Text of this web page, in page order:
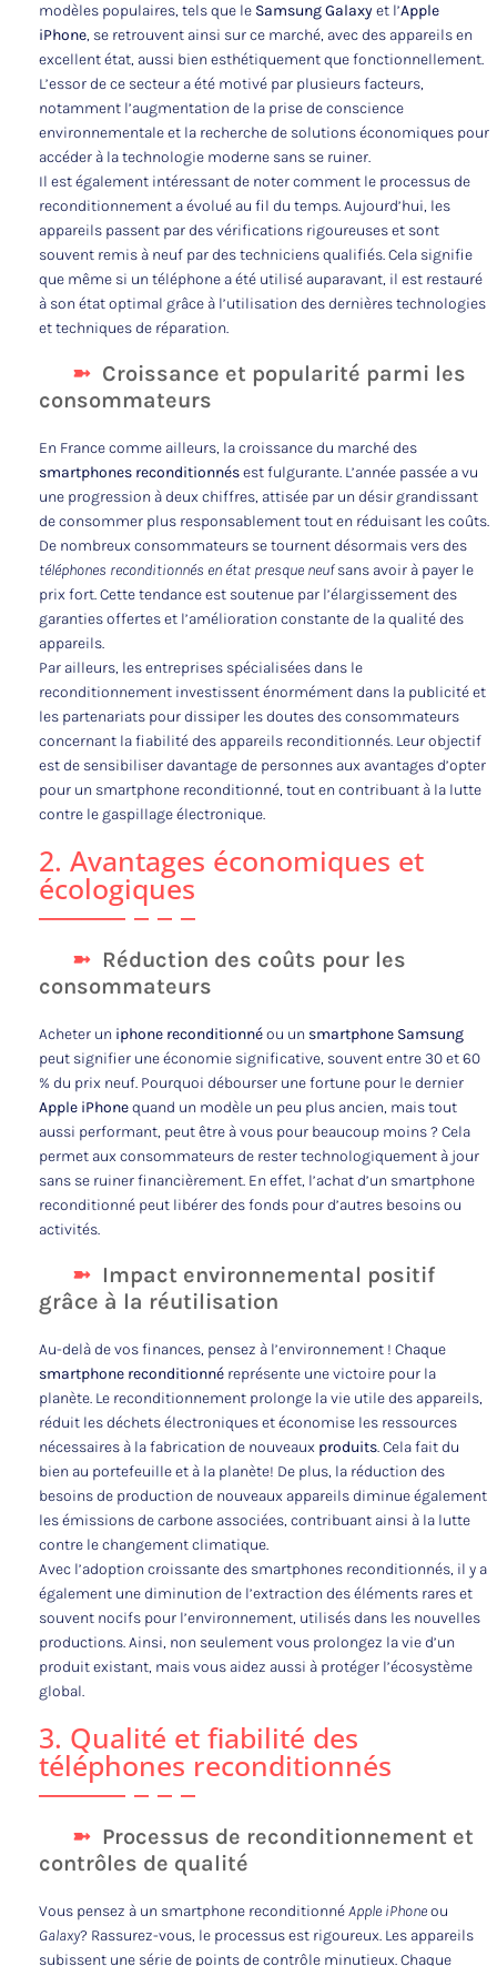
modèles populaires, tels que le Samsung Galaxyet l’Apple
iPhone, se retrouvent ainsi sur ce marché, avec des appareils en
excellent état, aussi bien esthétiquement que fonctionnellement.
L’essor de ce secteur a été motivé par plusieurs facteurs,
notamment l’augmentation de la prise de conscience
environnementale et la recherche de solutions économiques pour
accéder à la technologie moderne sans se ruiner.
Il est également intéressant de noter comment le processus de
reconditionnement a évolué au fil du temps. Aujourd’hui, les
appareils passent par des vérifications rigoureuses et sont
souvent remis à neuf par des techniciens qualifiés. Cela signifie
que même si un téléphone a été utilisé auparavant, il est restauré
à son état optimal grâce à l’utilisation des dernières technologies
et techniques de réparation.
Croissance et popularité parmi les
consommateurs
En France comme ailleurs, la croissance du marché des
smartphones reconditionnésest fulgurante. L’année passée a vu
une progression à deux chiffres, attisée par un désir grandissant
de consommer plus responsablement tout en réduisant les coûts.
De nombreux consommateurs se tournent désormais vers des
téléphones reconditionnés en état presque neufsans avoir à payer le
prix fort. Cette tendance est soutenue par l’élargissement des
garanties offertes et l’amélioration constante de la qualité des
appareils.
Par ailleurs, les entreprises spécialisées dans le
reconditionnement investissent énormément dans la publicité et
les partenariats pour dissiper les doutes des consommateurs
concernant la fiabilité des appareils reconditionnés. Leur objectif
est de sensibiliser davantage de personnes aux avantages d’opter
pour un smartphone reconditionné, tout en contribuant à la lutte
contre le gaspillage électronique.
2. Avantages économiques et
écologiques
Réduction des coûts pour les
consommateurs
Acheter un iphone reconditionnéou un smartphone Samsung
peut signifier une économie significative, souvent entre 30 et 60
% du prix neuf. Pourquoi débourser une fortune pour le dernier
Apple iPhonequand un modèle un peu plus ancien, mais tout
aussi performant, peut être à vous pour beaucoup moins ? Cela
permet aux consommateurs de rester technologiquement à jour
sans se ruiner financièrement. En effet, l’achat d’un smartphone
reconditionné peut libérer des fonds pour d’autres besoins ou
activités.
Impact environnemental positif
grâce à la réutilisation
Au-delà de vos finances, pensez à l’environnement ! Chaque
smartphone reconditionné représente une victoire pour la
planète. Le reconditionnement prolonge la vie utile des appareils,
réduit les déchets électroniques et économise les ressources
nécessaires à la fabrication de nouveaux produits. Cela fait du
bien au portefeuille et à la planète! De plus, la réduction des
besoins de production de nouveaux appareils diminue également
les émissions de carbone associées, contribuant ainsi à la lutte
contre le changement climatique.
Avec l’adoption croissante des smartphones reconditionnés, il y a
également une diminution de l’extraction des éléments rares et
souvent nocifs pour l’environnement, utilisés dans les nouvelles
productions. Ainsi, non seulement vous prolongez la vie d’un
produit existant, mais vous aidez aussi à protéger l’écosystème
global.
3. Qualité et fiabilité des
téléphones reconditionnés
Processus de reconditionnement et
contrôles de qualité
Vous pensez à un smartphone reconditionnéApple iPhoneou
Galaxy? Rassurez-vous, le processus est rigoureux. Les appareils
subissent une série de points de contrôle minutieux. Chaque